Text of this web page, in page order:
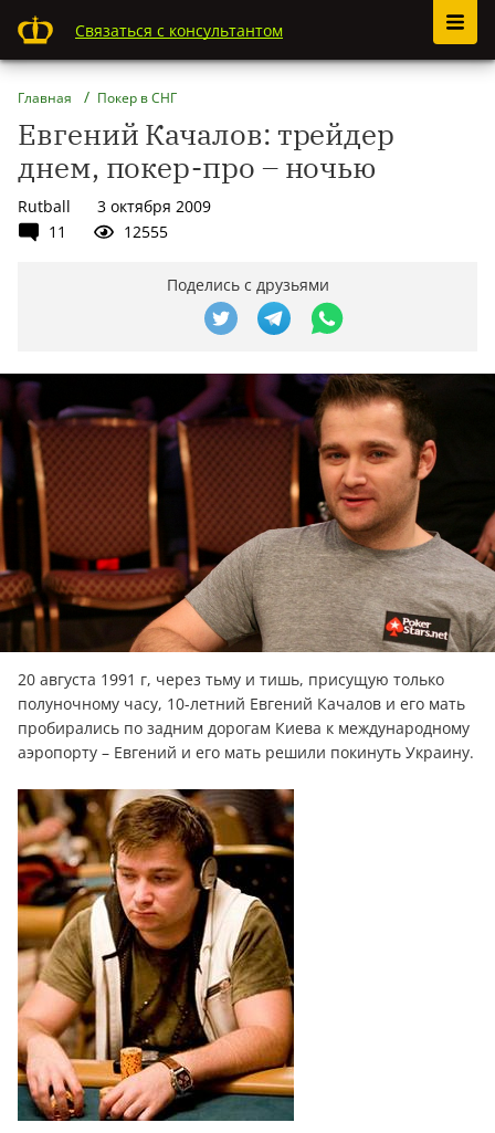
Связаться с консультантом
Главная Покер в СНГ
Евгений Качалов: трейдер
днем, покер-про – ночью
Rutball
3 октября 2009
11
12555
Поделись с друзьями
20 августа 1991 г, через тьму и тишь, присущую только
полуночному часу, 10-летний Евгений Качалов и его мать
пробирались по задним дорогам Киева к международному
аэропорту – Евгений и его мать решили покинуть Украину.